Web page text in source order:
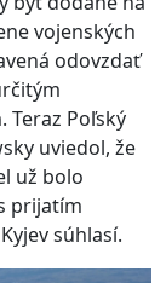
vojenských
odovzdať
Poľský
uviedol, že
už bolo
prijatím
súhlasí.